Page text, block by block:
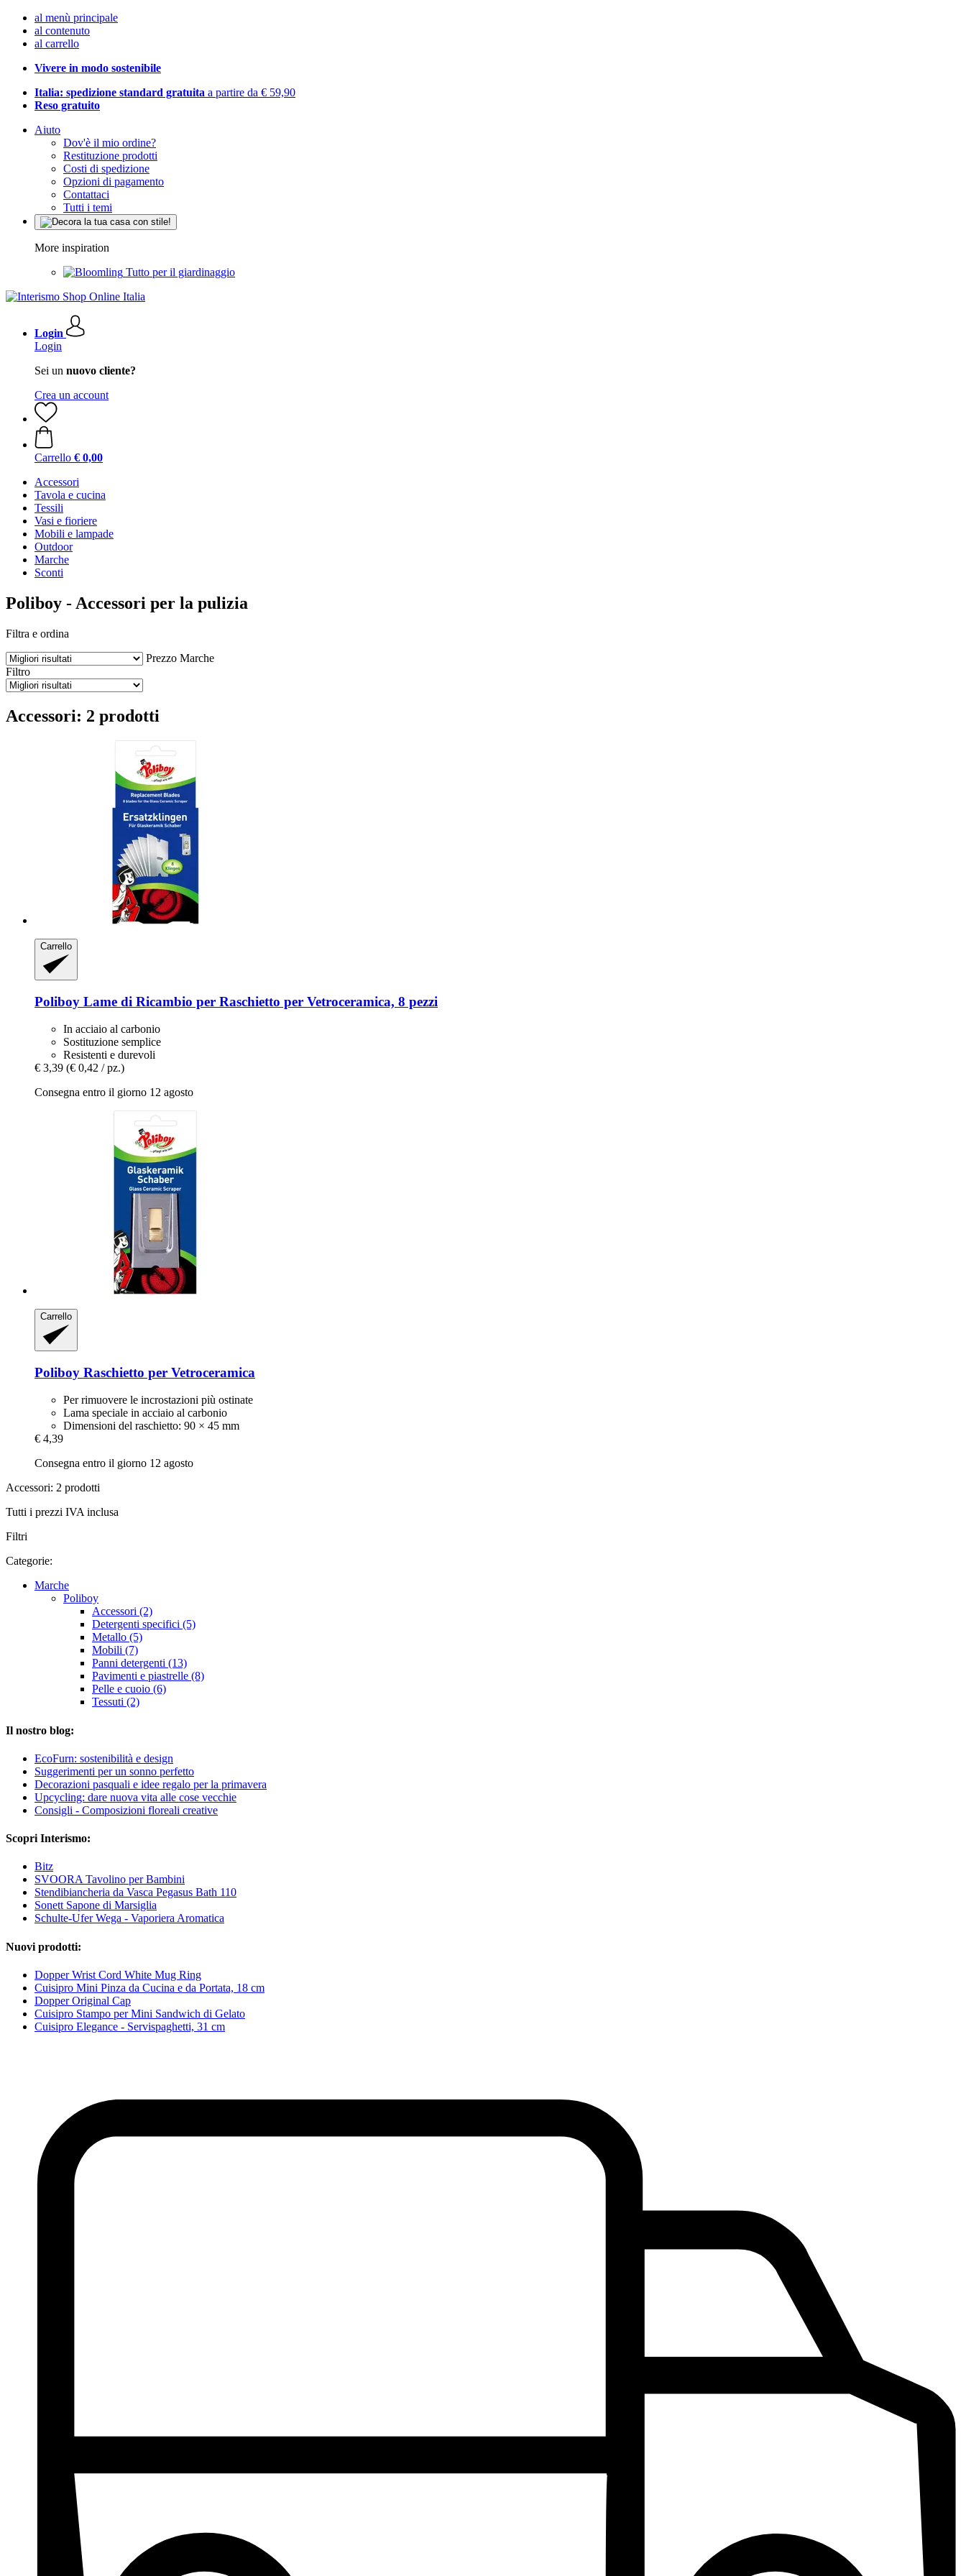
al menù principale
al contenuto
al carrello
Vivere in modo sostenibile
Italia: spedizione standard gratuita a partire da € 59,90
Reso gratuito
Aiuto
Dov'è il mio ordine?
Restituzione prodotti
Costi di spedizione
Opzioni di pagamento
Contattaci
Tutti i temi
More inspiration
Tutto per il giardinaggio
Login
Login
Sei un nuovo cliente?
Crea un account
Carrello € 0,00
Accessori
Tavola e cucina
Tessili
Vasi e fioriere
Mobili e lampade
Outdoor
Marche
Sconti
Poliboy - Accessori per la pulizia
Filtra e ordina
Prezzo Marche
Filtro
Accessori: 2 prodotti
Carrello
Poliboy Lame di Ricambio per Raschietto per Vetroceramica, 8 pezzi
In acciaio al carbonio
Sostituzione semplice
Resistenti e durevoli
€ 3,39 (€ 0,42 / pz.)
Consegna entro il giorno 12 agosto
Carrello
Poliboy Raschietto per Vetroceramica
Per rimuovere le incrostazioni più ostinate
Lama speciale in acciaio al carbonio
Dimensioni del raschietto: 90 × 45 mm
€ 4,39
Consegna entro il giorno 12 agosto
Accessori: 2 prodotti
Tutti i prezzi IVA inclusa
Filtri
Categorie:
Marche
Poliboy
Accessori (2)
Detergenti specifici (5)
Metallo (5)
Mobili (7)
Panni detergenti (13)
Pavimenti e piastrelle (8)
Pelle e cuoio (6)
Tessuti (2)
Il nostro blog:
EcoFurn: sostenibilità e design
Suggerimenti per un sonno perfetto
Decorazioni pasquali e idee regalo per la primavera
Upcycling: dare nuova vita alle cose vecchie
Consigli - Composizioni floreali creative
Scopri Interismo:
Bitz
SVOORA Tavolino per Bambini
Stendibiancheria da Vasca Pegasus Bath 110
Sonett Sapone di Marsiglia
Schulte-Ufer Wega - Vaporiera Aromatica
Nuovi prodotti:
Dopper Wrist Cord White Mug Ring
Cuisipro Mini Pinza da Cucina e da Portata, 18 cm
Dopper Original Cap
Cuisipro Stampo per Mini Sandwich di Gelato
Cuisipro Elegance - Servispaghetti, 31 cm